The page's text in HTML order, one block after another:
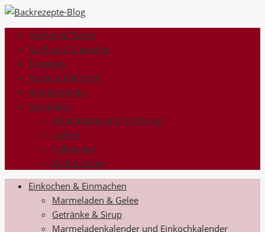
Kuchen & Torten
Muffins & Cupcakes
Toppings
Kekse & Plätzchen
Kinderrezepte
Saisonales
Valentinstag und Muttertag
Ostern
Halloween
Weihnachten
Einkochen & Einmachen
Marmeladen & Gelee
Getränke & Sirup
Marmeladenkalender und Einkochkalender